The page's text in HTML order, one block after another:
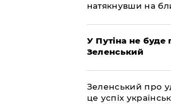
натякнувши на
У Путіна не буде
Зеленський
Зеленський про
це успіх